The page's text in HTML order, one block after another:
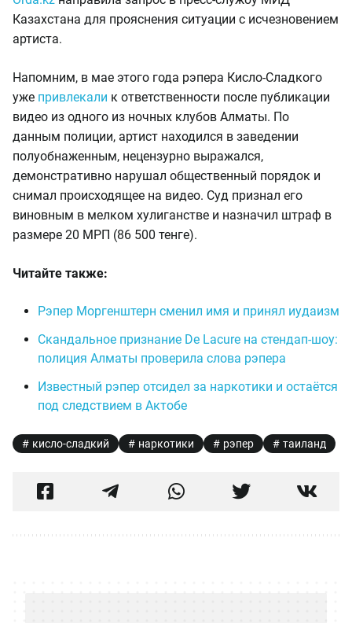
Казахстана для прояснения ситуации с исчезновением
артиста.
Напомним, в мае этого года рэпера Кисло-Сладкого
уже привлекали к ответственности после публикации
видео из одного из ночных клубов Алматы. По
данным полиции, артист находился в заведении
полуобнаженным, нецензурно выражался,
демонстративно нарушал общественный порядок и
снимал происходящее на видео. Суд признал его
виновным в мелком хулиганстве и назначил штраф в
размере 20 МРП (86 500 тенге).
Читайте также:
Рэпер Моргенштерн сменил имя и принял иудаизм
Скандальное признание De Lacure на стендап-шоу:
полиция Алматы проверила слова рэпера
Известный рэпер отсидел за наркотики и остаётся
под следствием в Актобе
кисло-сладкий наркотики рэпер таиланд